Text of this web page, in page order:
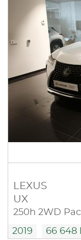
LEXUS
UX
250h 2WD
2019 66 648